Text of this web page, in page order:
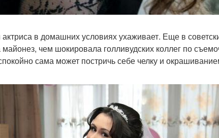
в домашних условиях ухаживает. Еще в
чем шокировала голливудских коллег по
сама может постричь себе челку и